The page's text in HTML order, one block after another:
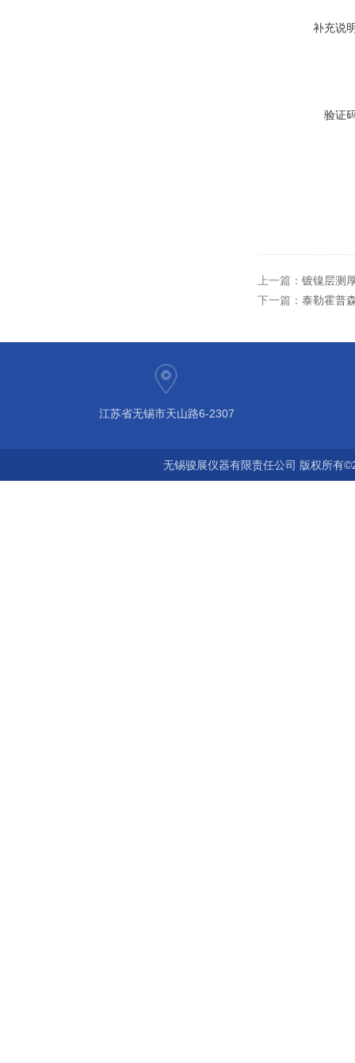
补充说
验证
上一篇： 镀镍层测
下一篇： 泰勒霍普
江苏省无锡市天山路6-2307
无锡骏展仪器有限责任公司 版权所有